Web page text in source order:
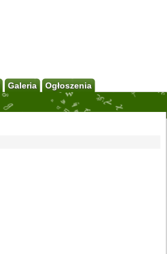
Galeria
Ogłoszenia